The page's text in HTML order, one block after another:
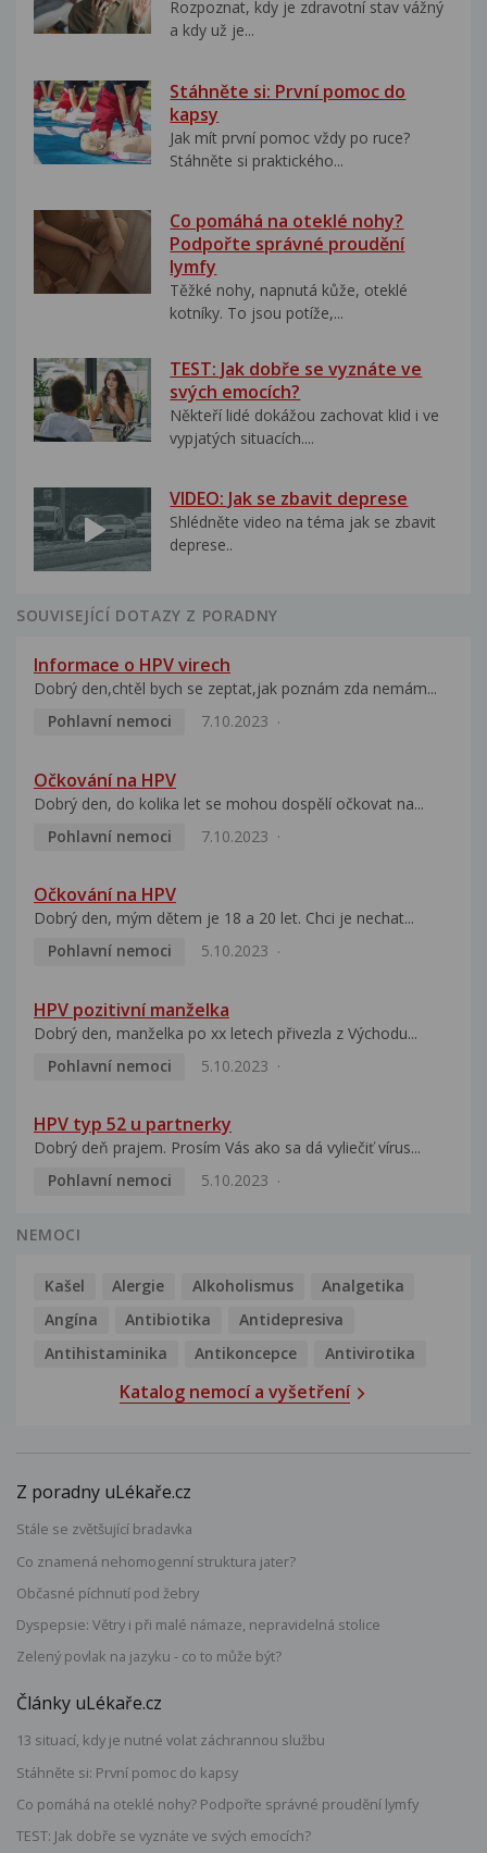
Rozpoznat, kdy je zdravotní stav vážný
a kdy už je...
Stáhněte si: První pomoc do
kapsy
Jak mít první pomoc vždy po ruce?
Stáhněte si praktického...
Co pomáhá na oteklé nohy?
Podpořte správné proudění
lymfy
Těžké nohy, napnutá kůže, oteklé
kotníky. To jsou potíže,...
TEST: Jak dobře se vyznáte ve
svých emocích?
Někteří lidé dokážou zachovat klid i ve
vypjatých situacích....
VIDEO: Jak se zbavit deprese
Shlédněte video na téma jak se zbavit
deprese..
SOUVISEJÍCÍ DOTAZY Z PORADNY
Informace o HPV virech
Dobrý den,chtěl bych se zeptat,jak poznám zda nemám...
Pohlavní nemoci
7.10.2023
Očkování na HPV
Dobrý den, do kolika let se mohou dospělí očkovat na...
Pohlavní nemoci
7.10.2023
Očkování na HPV
Dobrý den, mým dětem je 18 a 20 let. Chci je nechat...
Pohlavní nemoci
5.10.2023
HPV pozitivní manželka
Dobrý den, manželka po xx letech přivezla z Východu...
Pohlavní nemoci
5.10.2023
HPV typ 52 u partnerky
Dobrý deň prajem. Prosím Vás ako sa dá vyliečiť vírus...
Pohlavní nemoci
5.10.2023
NEMOCI
Kašel Alergie Alkoholismus
Analgetika
Angína
Antibiotika
Antidepresiva
Antihistaminika
Antikoncepce Antivirotika
Katalog nemocí a vyšetření
Z poradny uLékaře.cz
Stále se zvětšující bradavka
Co znamená nehomogenní struktura jater?
Občasné píchnutí pod žebry
Dyspepsie: Větry i při malé námaze, nepravidelná stolice
Zelený povlak na jazyku - co to může být?
Články uLékaře.cz
13 situací, kdy je nutné volat záchrannou službu
Stáhněte si: První pomoc do kapsy
Co pomáhá na oteklé nohy? Podpořte správné proudění lymfy
TEST: Jak dobře se vyznáte ve svých emocích?